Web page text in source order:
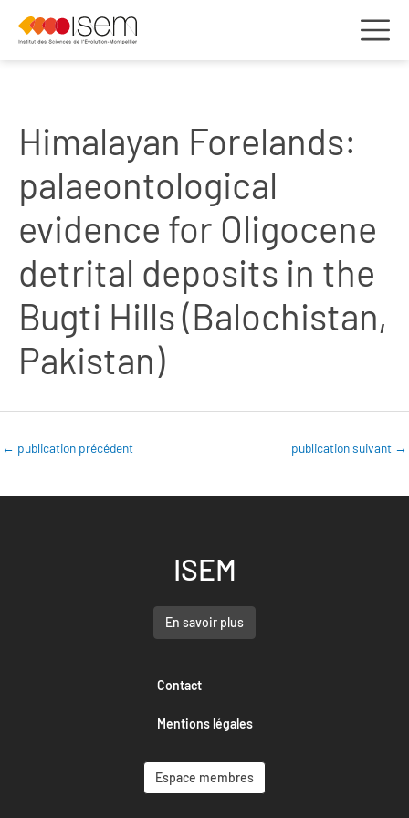
Himalayan Forelands:
palaeontological
evidence for Oligocene
detrital deposits in the
Bugti Hills (Balochistan,
Pakistan)
← publication précédent publication suivant →
ISEM
En savoir plus
Contact
Mentions légales
Espace membres